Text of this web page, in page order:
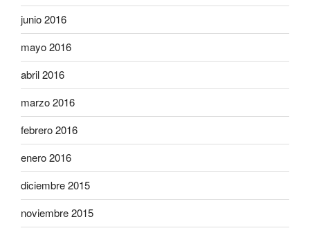
junio 2016
mayo 2016
abril 2016
marzo 2016
febrero 2016
enero 2016
diciembre 2015
noviembre 2015